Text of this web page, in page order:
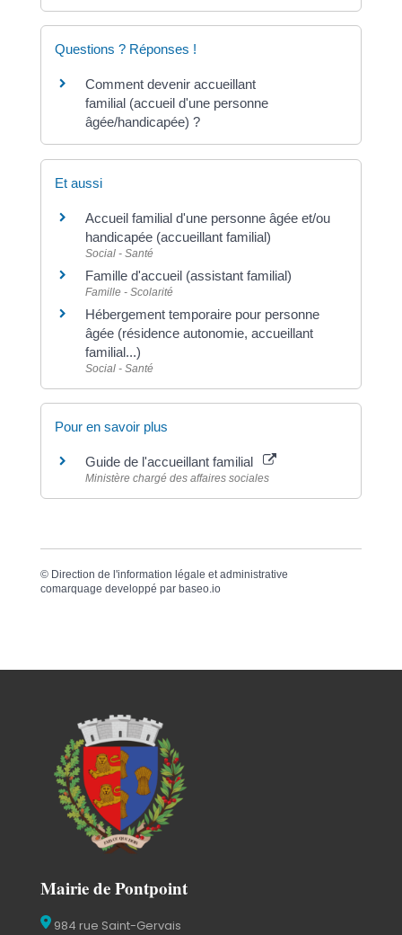
Questions ? Réponses !
Comment devenir accueillant
familial (accueil d'une personne
âgée/handicapée) ?
Et aussi
Accueil familial d'une personne âgée et/ou
handicapée (accueillant familial)
Social - Santé
Famille d'accueil (assistant familial)
Famille - Scolarité
Hébergement temporaire pour personne
âgée (résidence autonomie, accueillant
familial...)
Social - Santé
Pour en savoir plus
Guide de l'accueillant familial
Ministère chargé des affaires sociales
© Direction de l'information légale et administrative
comarquage developpé par baseo.io
Mairie de Pontpoint
984 rue Saint-Gervais